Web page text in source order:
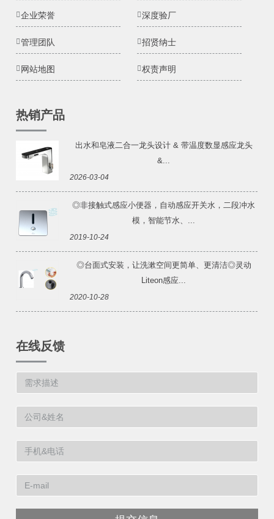
企业荣誉 深度验厂
管理团队 招贤纳士
网站地图 权责声明
热销产品
出水和皂液二合一龙头设计 & 带温度数显感应龙头
&...
2026-03-04
◎非接触式感应小便器，自动感应开关水，二段冲水
模，智能节水、...
2019-10-24
◎台面式安装，让洗漱空间更简单、更清洁◎灵动
Liteon感应...
2020-10-28
在线反馈